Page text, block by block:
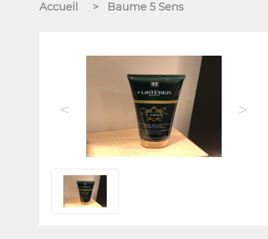
Accueil > Baume 5 Sens
< >